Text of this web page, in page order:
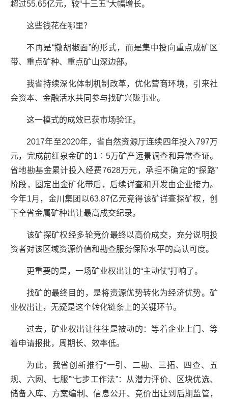
超过55.65亿元，较“十三五”大幅增长。
这些钱花在哪里？
不再是“撒胡椒面”的形式，而是集中投向重点成矿区
带、重点矿种、重点矿山深边部。
我省持续深化体制机制改革，优化营商环境，引来社
会资本、金融活水共同参与找矿兴陇事业。
这一模式的成效已获市场验证。
2017年至2020年，省自然资源厅连续四年投入797万
元，完成前红泉金矿的1∶5万矿产远景调查和异常查证。
省地勘基金累计投入经费7628万元，承担不确定的“探路”
阶段，圈定出金矿化带后，后续详查和开发由企业接力。
今年1月，金川集团以63.87亿元竞得该矿详查探矿权，创
下全省金属矿种出让最高成交纪录。
该矿探矿权经多轮竞价最终以高价成交，充分说明投
资者对该区域资源价值和勘查服务保障水平的高认可度。
更重要的是，一场矿业权出让的“主动仗”打响了。
找矿的最终目的，是将资源优势转化为经济优势。矿
业权出让，无疑是这个转化链条上的关键环节。
过去，矿业权出让往往是被动的：等着企业上门、等
着申请报批，周期长、效率低。
为此，我省创新推行“一引、二勘、三拓、四查、五
规、六网、七服”“七步工作法”：从潜力评价、区块优选、
储备入库、方案编制、信息公开、竞价出让到后期监管，